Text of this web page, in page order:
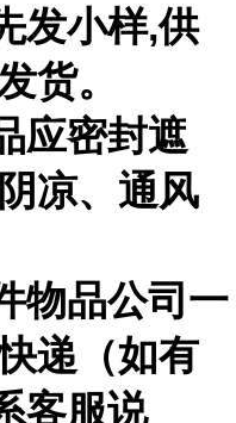
发小样,供
货。
应密封遮
凉、通风
物品公司一
递（如有
客服说